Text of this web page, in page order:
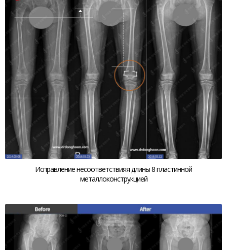
Исправление несоответствияя длины 8 пластинной
металлоконструкцией